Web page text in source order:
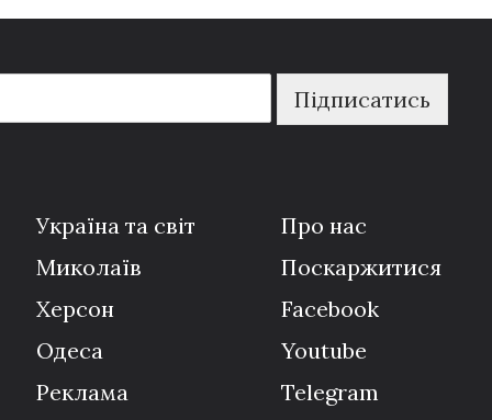
Підписатись
Україна та світ
Миколаїв
Херсон
Одеса
Реклама
Про нас
Поскаржитися
Facebook
Youtube
Telegram